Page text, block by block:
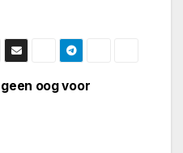
oog voor